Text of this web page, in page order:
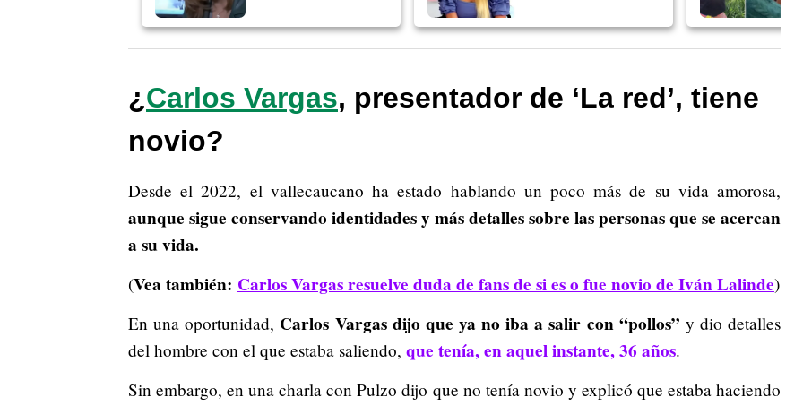
¿Carlos Vargas, presentador de ‘La red’, tiene
novio?
Desde el 2022, el vallecaucano ha estado hablando un poco más de su vida amorosa,
aunque sigue conservando identidades y más detalles sobre las personas que se acercan
a su vida.
(Vea también: Carlos Vargas resuelve duda de fans de si es o fue novio de Iván Lalinde)
En una oportunidad, Carlos Vargas dijo que ya no iba a salir con “pollos” y dio detalles
del hombre con el que estaba saliendo, que tenía, en aquel instante, 36 años.
Sin embargo, en una charla con Pulzo dijo que no tenía novio y explicó que estaba haciendo